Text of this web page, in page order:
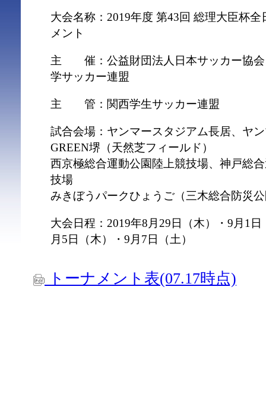
大会名称：2019年度 第43回 総理大臣杯
メント
主 催：公益財団法人日本サッカー協会
学サッカー連盟
主 管：関西学生サッカー連盟
試合会場：ヤンマースタジアム長居、ヤ
GREEN堺（天然芝フィールド）
西京極総合運動公園陸上競技場、神戸総
技場
みきぼうパークひょうご（三木総合防災
大会日程：2019年8月29日（木）・9月1
月5日（木）・9月7日（土）
トーナメント表(07.17時点)